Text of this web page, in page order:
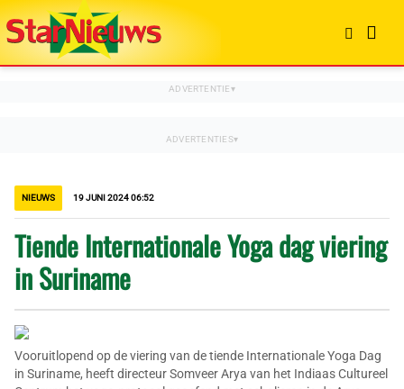
NIEUWS 19 JUNI 2024 06:52
Tiende Internationale Yoga dag viering
in Suriname
Vooruitlopend op de viering van de tiende Internationale Yoga Dag
in Suriname, heeft directeur Somveer Arya van het Indiaas Cultureel